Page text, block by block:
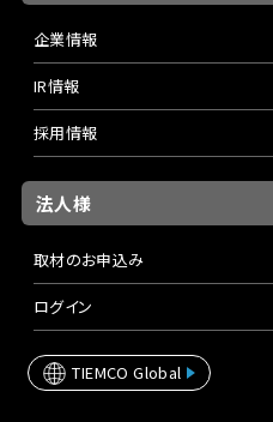
企業情報
IR情報
採用情報
法人様
取材のお申込み
ログイン
TIEMCO Global